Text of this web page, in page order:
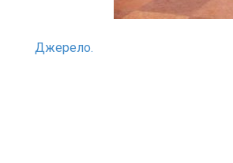
Джерело.